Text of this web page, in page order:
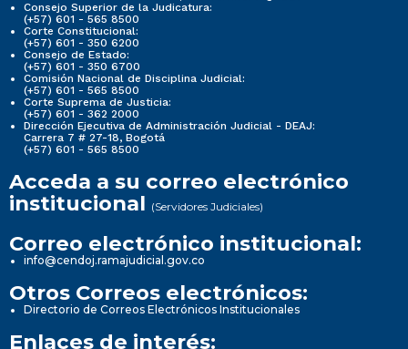
Consejo Superior de la Judicatura:
(+57) 601 - 565 8500
Corte Constitucional:
(+57) 601 - 350 6200
Consejo de Estado:
(+57) 601 - 350 6700
Comisión Nacional de Disciplina Judicial:
(+57) 601 - 565 8500
Corte Suprema de Justicia:
(+57) 601 - 362 2000
Dirección Ejecutiva de Administración Judicial - DEAJ:
Carrera 7 # 27-18, Bogotá
(+57) 601 - 565 8500
Acceda a su correo electrónico
institucional (Servidores Judiciales)
Correo electrónico institucional:
info@cendoj.ramajudicial.gov.co
Otros Correos electrónicos:
Directorio de Correos Electrónicos Institucionales
Enlaces de interés: